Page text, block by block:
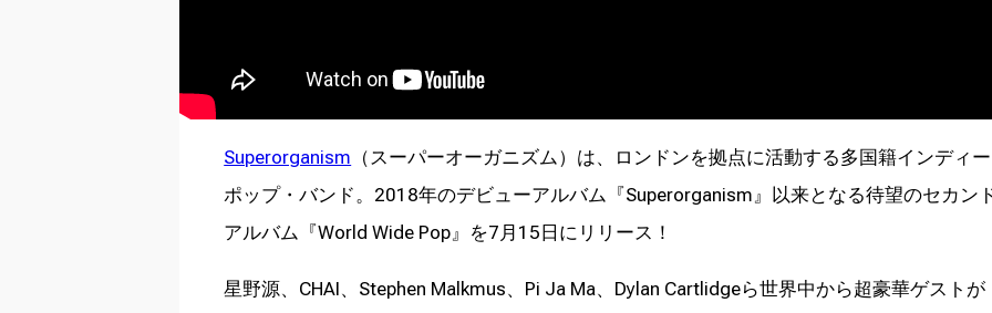
Superorganism （スーパーオーガニズム）は、ロンドンを拠点に活動する多国籍インディー
ポップ・バンド。2018年のデビューアルバム『Superorganism』以来となる待望のセカン
アルバム『World Wide Pop』を7月15日にリリース！
星野源、CHAI、Stephen Malkmus、Pi Ja Ma、Dylan Cartlidgeら世界中から超豪華ゲストが